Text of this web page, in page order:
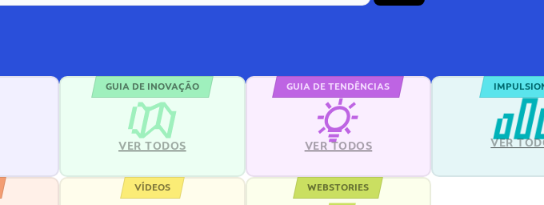
GUIA DE INOVAÇÃO
VER TODOS
GUIA DE TENDÊNCIAS
VER TODOS VER
VÍDEOS WEBSTORIES